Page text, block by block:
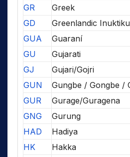
GR
Greek
GD
Greenlandic
GUA
Guaraní
GU
Gujarati
GJ
Gujari/Gojri
GUN
Gungbe / Gongbe /
GUR
Gurage/Guragena
GNG
Gurung
HAD
Hadiya
HK
Hakka